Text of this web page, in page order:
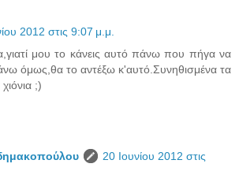
2012 στις 9:07 μ.μ.
μου το κάνεις αυτό πάνω που πήγα να
όμως,θα το αντέξω κ'αυτό.Συνηθισμένα τα
;)
20 Ιουνίου 2012 στις